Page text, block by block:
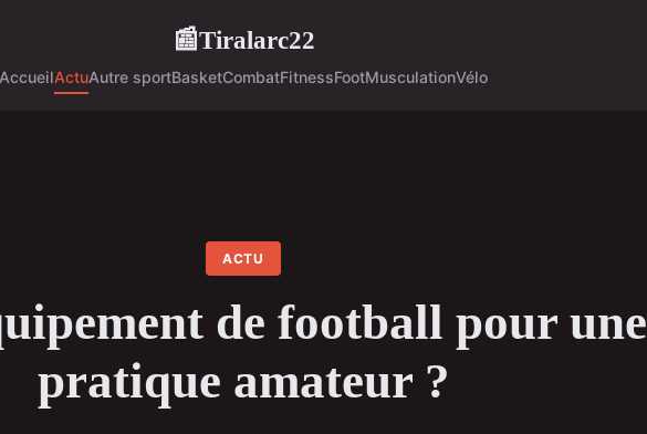
📰Tiralarc22
AccueilActuAutre sportBasketCombatFitnessFootMusculationVélo
ACTU
de football pour une
pratique amateur ?